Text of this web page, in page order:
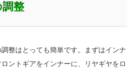
整
整はとっても簡単です。まずはインナ
ントギアをインナーに、リヤギヤをロ